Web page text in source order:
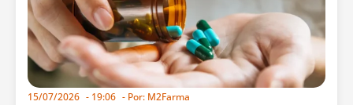
15/07/2026 - 19:06 - Por: M2Farma